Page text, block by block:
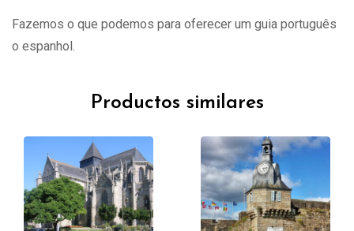
Fazemos o que podemos para oferecer um guia português
o espanhol.
Productos similares